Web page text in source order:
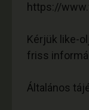
https://
Kérjük like-
friss
Általános